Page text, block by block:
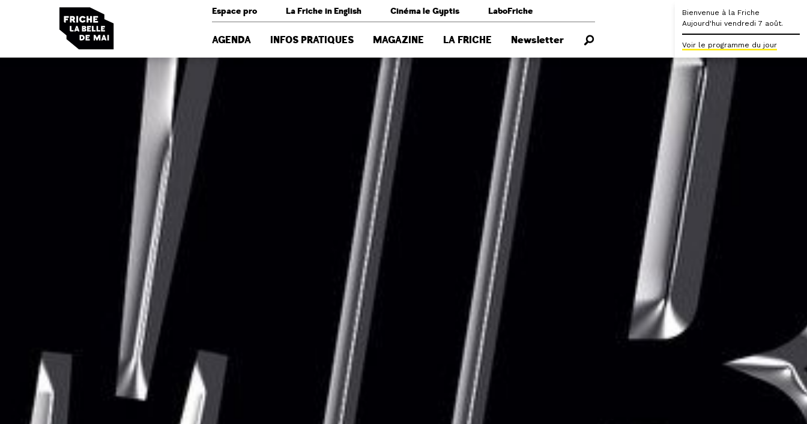
Espace pro La Friche in English Cinéma le Gyptis LaboFriche
AGENDA INFOS PRATIQUES MAGAZINE LA FRICHE Newsletter
Bienvenue à la Friche
Aujourd'hui vendredi 7 août.
Voir le programme du jour
Panneau de gestion des cookies